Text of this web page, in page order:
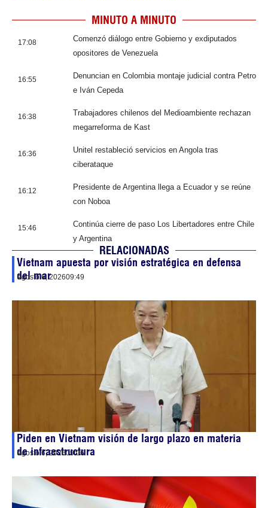
MINUTO A MINUTO
17:08
Comenzó diálogo entre Gobierno y exdiputados
opositores de Venezuela
16:55
Denuncian en Colombia montaje judicial contra Petro
e Iván Cepeda
16:38
Trabajadores chilenos del Medioambiente rechazan
megarreforma de Kast
16:36
Unitel restableció servicios en Angola tras
ciberataque
16:12
Presidente de Argentina llega a Ecuador y se reúne
con Noboa
15:46
Continúa cierre de paso Los Libertadores entre Chile
y Argentina
RELACIONADAS
Vietnam apuesta por visión estratégica en defensa
del mar
agosto 6, 202609:49
Piden en Vietnam visión de largo plazo en materia
de infraestructura
agosto 6, 202609:06